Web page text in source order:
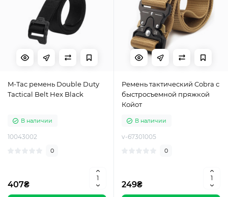
M-Tac ремень Double Duty
Tactical Belt Hex Black
В наличии
10043002
0
407₴
Ремень тактический Cobra с
быстросъемной пряжкой
Койот
В наличии
v-67301005
0
249₴